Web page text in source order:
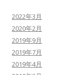
2022年3月
2020年2月
2019年9月
2019年7月
2019年4月